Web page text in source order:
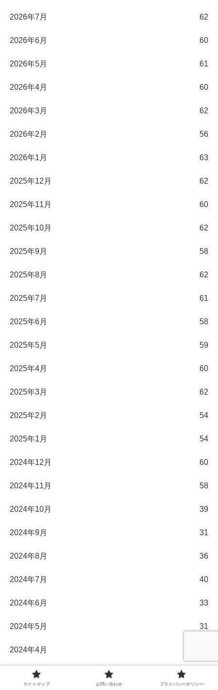
2026年7月 62
2026年6月 60
2026年5月 61
2026年4月 60
2026年3月 62
2026年2月 56
2026年1月 63
2025年12月 62
2025年11月 60
2025年10月 62
2025年9月 58
2025年8月 62
2025年7月 61
2025年6月 58
2025年5月 59
2025年4月 60
2025年3月 62
2025年2月 54
2025年1月 54
2024年12月 60
2024年11月 58
2024年10月 39
2024年9月 31
2024年8月 36
2024年7月 40
2024年6月 33
2024年5月 31
2024年4月
2024年3月
サイトマップ お問い合わせ プライバシーポリシー